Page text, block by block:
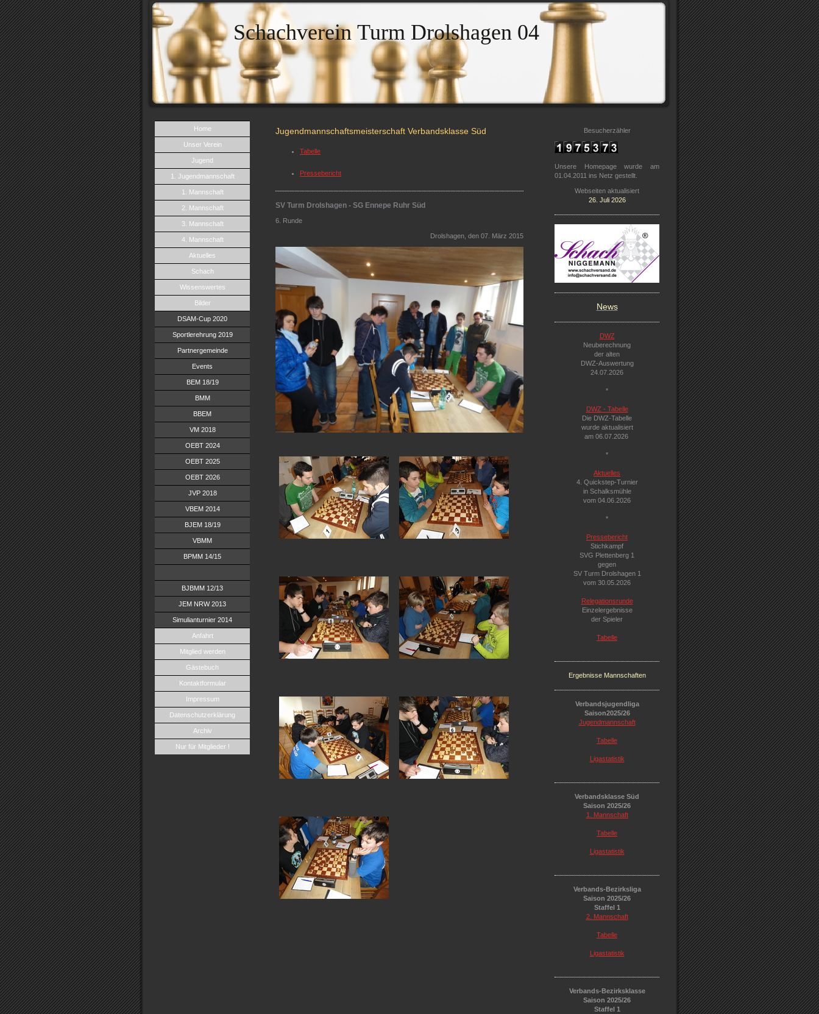
Schachverein Turm Drolshagen 04
Home
Unser Verein
Jugend
1. Jugendmannschaft
1. Mannschaft
2. Mannschaft
3. Mannschaft
4. Mannschaft
Aktuelles
Schach
Wissenswertes
Bilder
DSAM-Cup 2020
Sportlerehrung 2019
Partnergemeinde
Events
BEM 18/19
BMM
BBEM
VM 2018
OEBT 2024
OEBT 2025
OEBT 2026
JVP 2018
VBEM 2014
BJEM 18/19
VBMM
BPMM 14/15
BJBMM 12/13
JEM NRW 2013
Simulianturnier 2014
Anfahrt
Mitglied werden
Gästebuch
Kontaktformular
Impressum
Datenschutzerklärung
Archiv
Nur für Mitglieder !
Jugendmannschaftsmeisterschaft Verbandsklasse Süd
Tabelle
Pressebericht
SV Turm Drolshagen - SG Ennepe Ruhr Süd
6. Runde
Drolshagen, den 07. März 2015
Besucherzähler
Unsere Homepage wurde am
01.04.2011 ins Netz gestellt.
Webseiten aktualisiert
26. Juli 2026
News
DWZ
Neuberechnung
der alten
DWZ-Auswertung
24.07.2026
*
DWZ - Tabelle
Die DWZ-Tabelle
wurde aktualisiert
am 06.07.2026
*
Aktuelles
4. Quickstep-Turnier
in Schalksmühle
vom 04.06.2026
*
Pressebericht
Stichkampf
SVG Plettenberg 1
gegen
SV Turm Drolshagen 1
vom 30.05.2026
Relegationsrunde
Einzelergebnisse
der Spieler
Tabelle
Ergebnisse Mannschaften
Verbandsjugendliga
Saison2025/26
Jugendmannschaft
Tabelle
Ligastatistik
Verbandsklasse Süd
Saison 2025/26
1. Mannschaft
Tabelle
Ligastatistik
Verbands-Bezirksliga
Saison 2025/26
Staffel 1
2. Mannschaft
Tabelle
Ligastatistik
Verbands-Bezirksklasse
Saison 2025/26
Staffel 1